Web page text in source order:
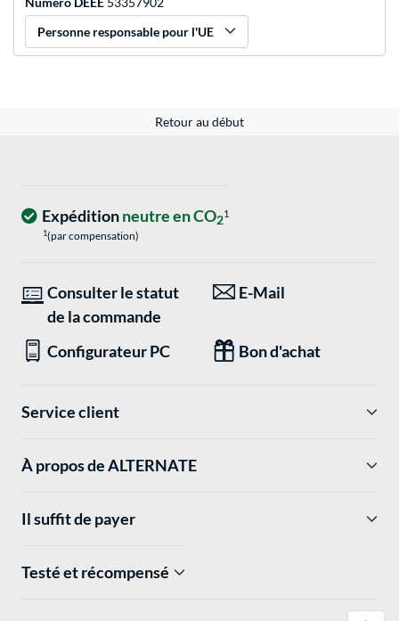
Personne responsable pour l'UE
Retour au début
Expéditionneutre en CO21
1(par compensation)
Consulter le statut
de la commande
E-Mail
Configurateur PC Bon d'achat
Service client
À propos de ALTERNATE
Il suffit de payer
Testé et récompensé